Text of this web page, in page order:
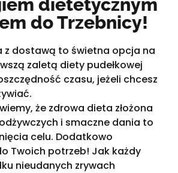
dietetycznym
do Trzebnicy!
z dostawą to świetna opcja na
zaletą diety pudełkowej
czasu, jeżeli chcesz
że zdrowa dieta złożona
i smaczne dania to
celu. Dodatkowo
Twoich potrzeb! Jak każdy
nieudanych zrywach